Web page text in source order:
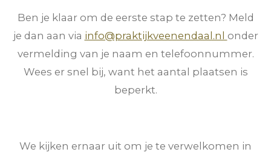
Ben je klaar om de eerste stap te zetten? Meld
je dan aan via info@praktijkveenendaal.nl onder
vermelding van je naam en telefoonnummer.
Wees er snel bij, want het aantal plaatsen is
beperkt.
We kijken ernaar uit om je te verwelkomen in